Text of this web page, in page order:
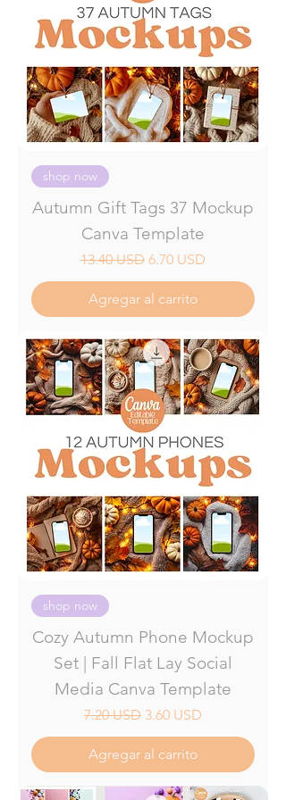
shop now
Autumn Gift Tags 37 Mockup
Canva Template
Precio
13.40 USD Precio de oferta
6.70 USD
Agregar al carrito
shop now
Cozy Autumn Phone Mockup
Set | Fall Flat Lay Social
Media Canva Template
Precio
7.20 USD Precio de oferta
3.60 USD
Agregar al carrito